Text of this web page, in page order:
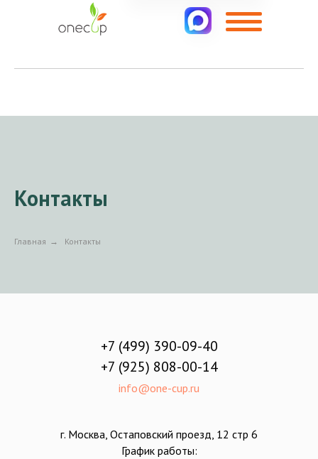
Контакты
Главная → Контакты
+7 (499) 390-09-40
+7 (925) 808-00-14
info@one-cup.ru
г. Москва, Остаповский проезд, 12 стр 6
График работы: